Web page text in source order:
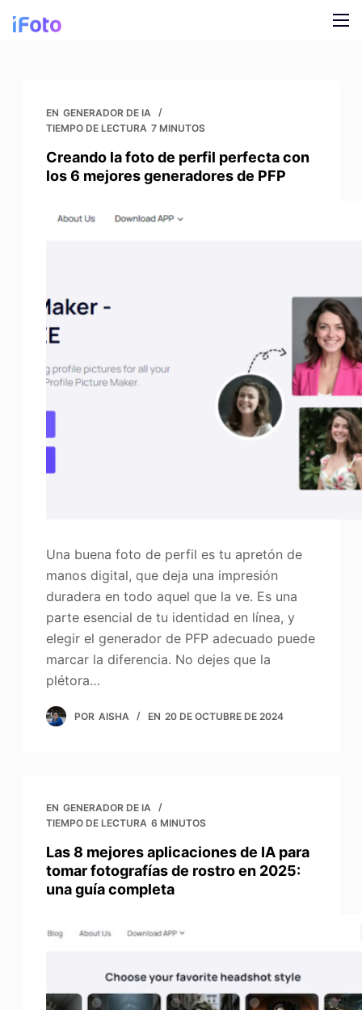
I
Antecedentes de IA para modelos
Ropa Snap Recolor
Eliminador de fondos gratuito
Fotos de limpieza
Mejorador de fotos
Recopilación de imágenes
Quiénes somos
EN GENERADOR DE IA
TIEMPO DE LECTURA 7 MINUTOS
Creando la foto de perfil perfecta con
los 6 mejores generadores de PFP
Una buena foto de perfil es tu apretón de
manos digital, que deja una impresión
duradera en todo aquel que la ve. Es una
parte esencial de tu identidad en línea, y
elegir el generador de PFP adecuado puede
marcar la diferencia. No dejes que la
plétora…
POR AISHA EN 20 DE OCTUBRE DE 2024
EN GENERADOR DE IA
TIEMPO DE LECTURA 6 MINUTOS
Las 8 mejores aplicaciones de IA para
tomar fotografías de rostro en 2025:
una guía completa